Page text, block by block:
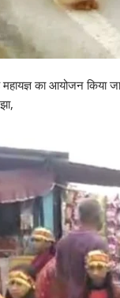
महायज्ञ का आयोजन